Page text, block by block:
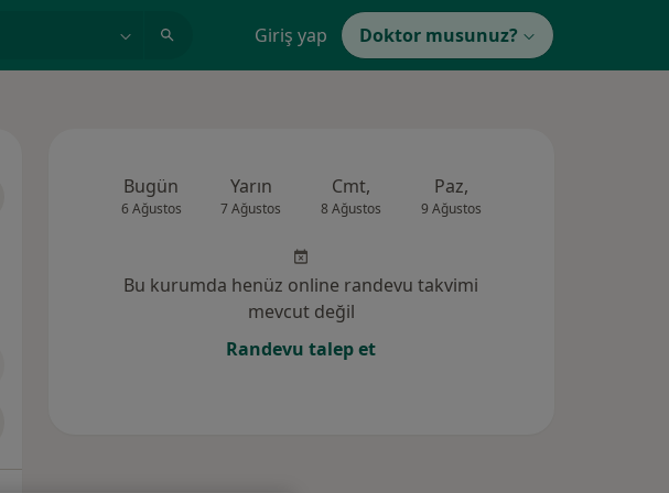
Giriş yap Doktor musunuz?
Bugün
6 Ağustos
Yarın
7 Ağustos
Cmt,
8 Ağustos
Paz,
9 Ağustos
Bu kurumda henüz online randevu takvimi
mevcut değil
Randevu talep et